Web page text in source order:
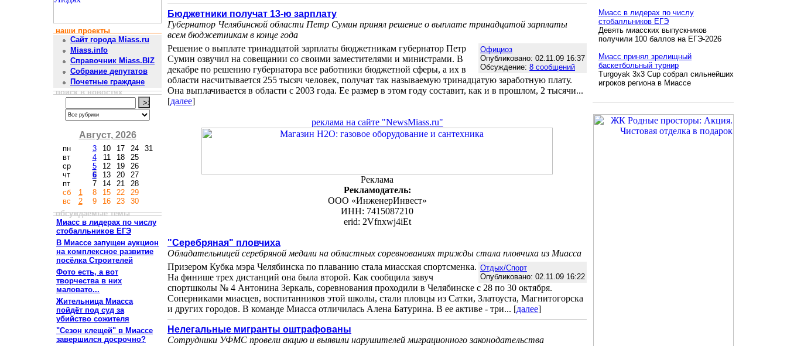
наши проекты
Сайт города Miass.ru
Miass.info
Справочник Miass.BIZ
Собрание депутатов
Почетные граждане
поиск в новостях
Август, 2026
пн
вт
ср
чт
пт
сб
вс
1
2
3
4
5
6
7
8
9
10
11
12
13
14
15
16
17
18
19
20
21
22
23
24
25
26
27
28
29
30
31
обсуждаемые темы
Миасс в лидерах по числу
стобалльников ЕГЭ
В Миассе запущен аукцион
на комплексное развитие
посёлка Строителей
Фото есть, а вот
творчества в них
маловато...
Жительница Миасса
пойдёт под суд за
убийство сожителя
"Сезон клещей" в Миассе
завершился досрочно?
Бюджетники получат 13-ю зарплату
Губернатор Челябинской области Петр Сумин принял решение о выплате тринадцатой зарплаты
всем бюджетникам в конце года
Официоз
Опубликовано: 02.11.09 16:37
Обсуждение: 8 сообщений
Решение о выплате тринадцатой зарплаты бюджетникам губернатор Петр
Сумин озвучил на совещании со своими заместителями и министрами. В
декабре по решению губернатора все работники бюджетной сферы, а их в
области насчитывается 255 тысяч человек, получат так называемую тринадцатую заработную плату.
Она выплачивается в области с 2003 года. Ее размер в этом году составит, как и в прошлом, 2 тысячи...
[далее]
реклама на сайте "NewsMiass.ru"
Реклама
Рекламодатель:
ООО «ИнженерИнвест»
ИНН: 7415087210
erid: 2Vfnxwj4iEt
"Серебряная" пловчиха
Обладательницей серебряной медали на областных соревнованиях трижды стала пловчиха из Миасса
Отдых/Спорт
Опубликовано: 02.11.09 16:22
Призером Кубка мэра Челябинска по плаванию стала миасская спортсменка.
На финише трех дистанций она была второй. Как сообщила завуч
спортшколы № 4 Антонина Зеркаль, соревнования проходили в Челябинске с 28 по 30 октября.
Соперниками миасцев, воспитанников этой школы, стали пловцы из Сатки, Златоуста, Магнитогорска
и других городов. В команде Миасса отличилась Алена Батурина. В ее активе - три... [далее]
Нелегальные мигранты оштрафованы
Сотрудники УФМС провели акцию и выявили нарушителей миграционного законодательства
Миасс в лидерах по числу
стобалльников ЕГЭ
Девять миасских выпускников
получили 100 баллов на ЕГЭ-2026
Миасс принял зрелищный
баскетбольный турнир
Turgoyak 3x3 Cup собрал сильнейших
игроков региона в Миассе